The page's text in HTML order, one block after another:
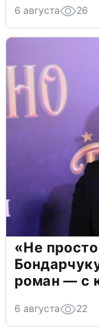
6 августа 26
«Не
роман — с
6 августа 22